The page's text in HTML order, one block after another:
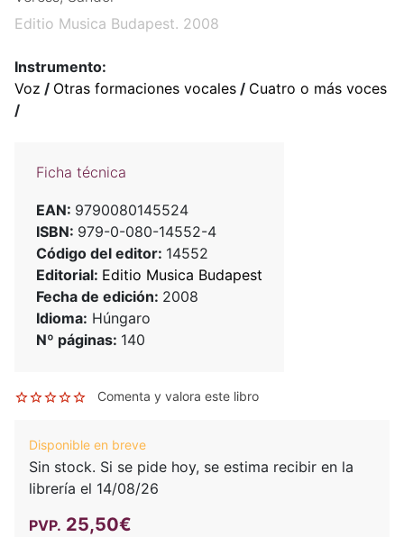
Editio Musica Budapest. 2008
Instrumento:
Voz / Otras formaciones vocales / Cuatro o más voces
/
Ficha técnica
EAN: 9790080145524
ISBN: 979-0-080-14552-4
Código del editor: 14552
Editorial: Editio Musica Budapest
Fecha de edición: 2008
Idioma: Húngaro
Nº páginas: 140
Comenta y valora este libro
Disponible en breve
Sin stock. Si se pide hoy, se estima recibir en la
librería el 14/08/26
PVP. 25,50€